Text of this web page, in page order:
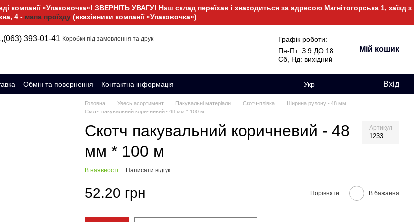
компанії «Упаковочка»! ЗВЕРНІТЬ УВАГУ! Наш склад переїхав і знаходиться за адресою Магнітогорська 1, заїзд з
4 - мапа проїзду (вказівники компанії «Упаковочка»)
(063) 393-01-41 Коробки під замовлення та друк
Графік роботи:
Пн-Пт: З 9 ДО 18
Сб, Нд: вихідний
Мій кошик
Обмін та повернення Контактна інформація Укр Вхід
Головна Увесь асортимент Пакувальні матеріали Скотч-плівка
Ширина рулону - 48 мм.
Скотч пакувальний коричневий - 48 мм * 100 м
Скотч пакувальний коричневий - 48
мм * 100 м
Артикул
1233
В наявності Написати відгук
52.20 грн Порівняти В бажання